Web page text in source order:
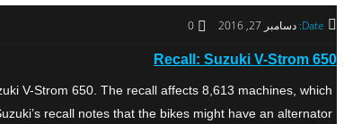
Date: دسامبر 27, 2016 0
Recall: Suzuki V-Strom 650
V-Strom 650. The recall affects 8,613 machines, which
recall notes that the bikes might have an alternator […] […]